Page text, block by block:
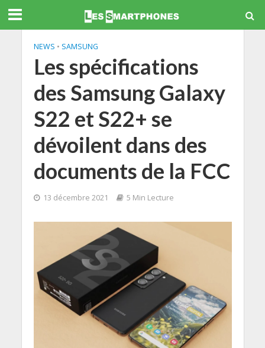
NEWS • SAMSUNG
Les spécifications
des Samsung Galaxy
S22 et S22+ se
dévoilent dans des
documents de la FCC
13 décembre 2021 5 Min Lecture